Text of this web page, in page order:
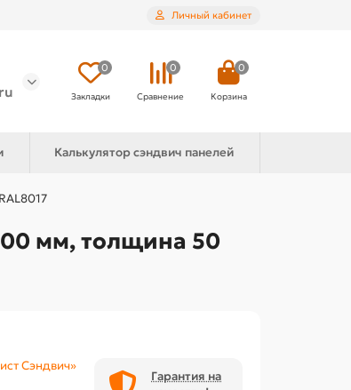
Личный кабинет
0
Закладки
0
Сравнение
0
Корзина
Калькулятор сэндвич панелей
мм, толщина 50
Сэндвич»
Гарантия на